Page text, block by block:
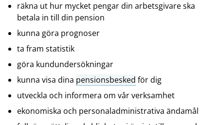
räkna ut hur mycket pengar din arbetsgivare ska
betala in till din pension
kunna göra prognoser
ta fram statistik
göra kundundersökningar
kunna visa dina pensionsbesked för dig
utveckla och informera om vår verksamhet
ekonomiska och personaladministrativa ändamål